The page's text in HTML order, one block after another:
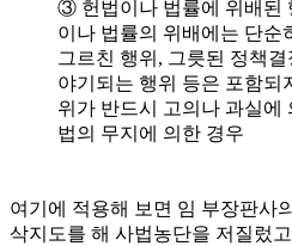
③ 헌법이나 법률에 위배된
이나 법률의 위배에는 단순
그르친 행위, 그릇된 정책
야기되는 행위 등은 포함되
위가 반드시 고의나 과실에
법의 무지에 의한 경우
여기에 적용해 보면 임 부장판사
삭지도를 해 사법농단을 저질렀